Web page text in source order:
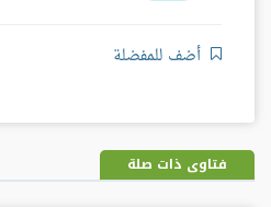
أضف للمفضلة
فتاوى ذات صلة